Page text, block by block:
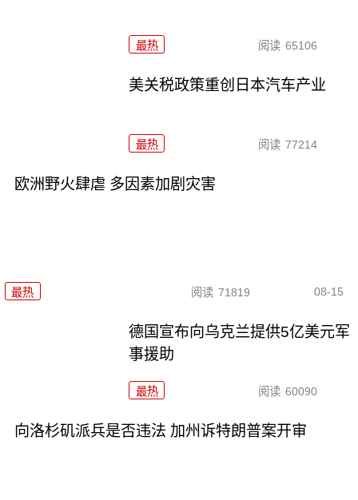
最热 阅读 65106
美关税政策重创日本汽车产业
最热 阅读 77214
欧洲野火肆虐 多因素加剧灾害
最热 阅读 71819 08-15
德国宣布向乌克兰提供5亿美元军
事援助
最热 阅读 60090
向洛杉矶派兵是否违法 加州诉特朗普案开审